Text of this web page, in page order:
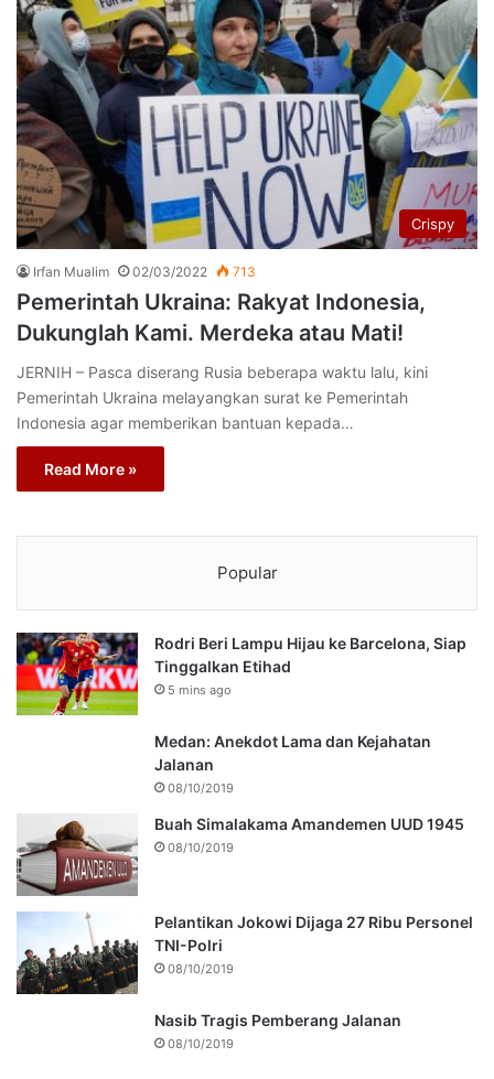
Crispy
Irfan Mualim 02/03/2022 713
Pemerintah Ukraina: Rakyat Indonesia,
Dukunglah Kami. Merdeka atau Mati!
JERNIH – Pasca diserang Rusia beberapa waktu lalu, kini
Pemerintah Ukraina melayangkan surat ke Pemerintah
Indonesia agar memberikan bantuan kepada…
Read More »
Popular
Rodri Beri Lampu Hijau ke Barcelona, Siap
Tinggalkan Etihad
5 mins ago
Medan: Anekdot Lama dan Kejahatan
Jalanan
08/10/2019
Buah Simalakama Amandemen UUD 1945
08/10/2019
Pelantikan Jokowi Dijaga 27 Ribu Personel
TNI-Polri
08/10/2019
Nasib Tragis Pemberang Jalanan
08/10/2019